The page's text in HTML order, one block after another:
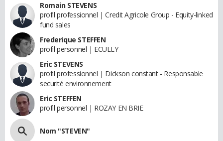
Romain STEVENS
profil professionnel | Credit Agricole Group - Equity-linked
fund sales
Frederique STEFFEN
profil personnel | ECULLY
Eric STEVENS
profil professionnel | Dickson constant - Responsable
securité environnement
Eric STEFFEN
profil personnel | ROZAY EN BRIE
Nom "STEVEN"